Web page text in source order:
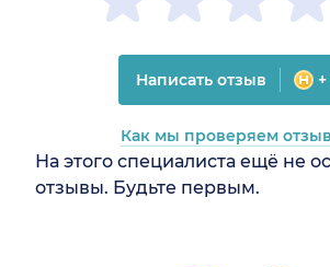
На этого специалиста ещё не
отзывы. Будьте первым.
Написать отзыв
Как мы проверяем